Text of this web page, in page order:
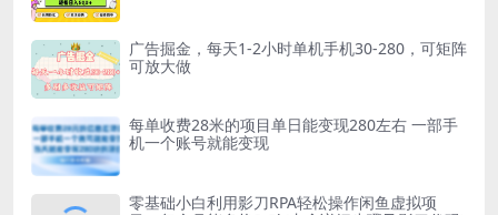
广告掘金，每天1-2小时单机手机30-280，可矩阵
可放大做
每单收费28米的项目单日能变现280左右 一部手
机一个账号就能变现
零基础小白利用影刀RPA轻松操作闲鱼虚拟项